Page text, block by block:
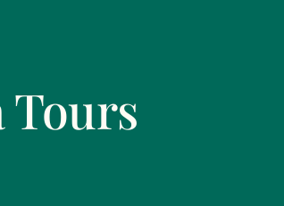
Tours